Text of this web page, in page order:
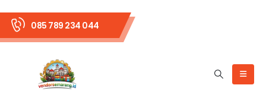
085 789 234 044